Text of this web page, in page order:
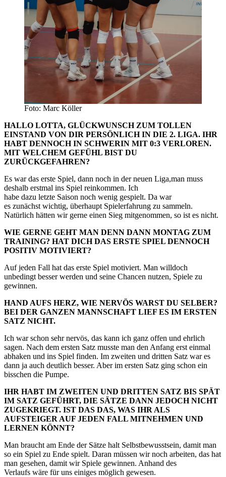
Foto: Marc Köller
HALLO LOTTA, GLÜCKWUNSCH ZUM TOLLEN
EINSTAND VON DIR PERSÖNLICH IN DIE 2. LIGA. IHR
HABT DENNOCH IN SCHWERIN MIT 0:3 VERLOREN.
MIT WELCHEM GEFÜHL BIST DU
ZURÜCKGEFAHREN?
Es war das erste Spiel, dann noch in der neuen Liga,man muss
deshalb erstmal ins Spiel reinkommen. Ich
habe dazu letzte Saison noch wenig gespielt. Da war
es zunächst wichtig, überhaupt Spielerfahrung zu sammeln.
Natürlich hätten wir gerne einen Sieg mitgenommen, so ist es nicht.
WIE GERNE GEHT MAN DENN DANN MONTAG ZUM
TRAINING? HAT DICH DAS ERSTE SPIEL DENNOCH
POSITIV MOTIVIERT?
Auf jeden Fall hat das erste Spiel motiviert. Man willdoch
unbedingt besser werden und seine Chancen nutzen, Spiele zu
gewinnen.
HAND AUFS HERZ, WIE NERVÖS WARST DU SELBER?
BEI DER GANZEN MANNSCHAFT LIEF ES IM ERSTEN
SATZ NICHT.
Ich war schon sehr nervös, das kann ich ganz offen und ehrlich
sagen. Nach dem ersten Satz musste man den Anfang erst einmal
abhaken und ins Spiel finden. Im zweiten und dritten Satz war es
dann ja auch deutlich besser. Aber im ersten Satz ging schon ein
bisschen die Pumpe.
IHR HABT IM ZWEITEN UND DRITTEN SATZ BIS SPÄT
IM SATZ GEFÜHRT, DIE SÄTZE DANN JEDOCH NICHT
ZUGEKRIEGT. IST DAS DAS, WAS IHR ALS
AUFSTEIGER AUF JEDEN FALL MITNEHMEN UND
LERNEN KÖNNT?
Man braucht am Ende der Sätze halt Selbstbewusstsein, damit man
so ein Spiel zu Ende spielt. Daran müssen wir noch arbeiten, das hat
man gesehen, damit wir Spiele gewinnen. Anhand des
Verlaufs wäre für uns einiges möglich gewesen.